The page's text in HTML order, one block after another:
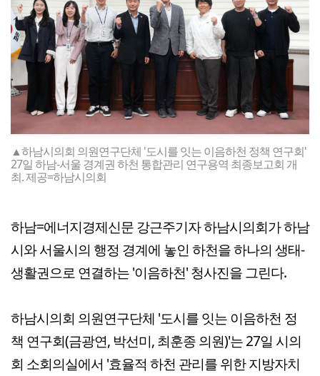
▲하남시의회 의원연구단체 '도시를 잇는 이음하천 정책 연구회'
27일 하남-서울 경계권 하천 통합관리 연구용역 최종보고회 개
최. 제공=하남시의회
하남=에너지경제신문 강근주기자 하남시의회가 하남
시와 서울시의 행정 경계에 놓인 하천을 하나의 생태-
생활권으로 연결하는 '이음하천' 청사진을 그린다.
하남시의회 의원연구단체 '도시를 잇는 이음하천 정
책 연구회(금광연, 박선미, 최훈종 의원)'는 27일 시의
회 소회의실에서 '효율적 하천 관리를 위한 지방자치